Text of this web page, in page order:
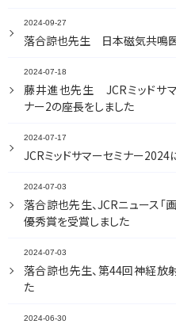
2024-09-27
落合諒也先生 日本磁気共鳴医
2024-07-18
藤井進也先生 JCRミッドサ
ナー2の座長をしました
2024-07-17
JCRミッドサマーセミナー2024
2024-07-03
落合諒也先生、JCRニュース
優秀賞を受賞しました
2024-07-03
落合諒也先生、第44回神経放
た
2024-06-30